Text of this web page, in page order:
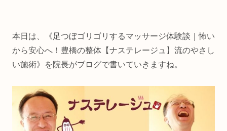
本日は、《足つぼゴリゴリするマッサージ体験談｜怖い
から安心へ！豊橋の整体【ナステレージュ】流のやさし
い施術》を院長がブログで書いていきますね。